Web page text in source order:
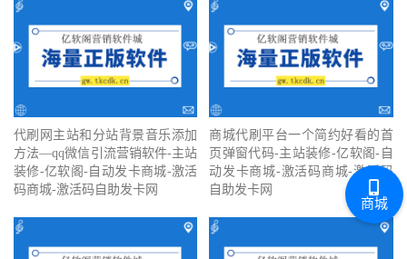
代刷网主站和分站背景音乐添加
方法—qq微信引流营销软件-主站
装修-亿软阁-自动发卡商城-激活
码商城-激活码自助发卡网
商城代刷平台一个简约好看的首
页弹窗代码-主站装修-亿软阁-自
动发卡商城-激活码商城-激活码
自助发卡网
商城